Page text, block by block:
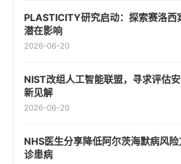
PLASTICITY研究启动：探索赛洛西
潜在影响
2026-06-20
NIST改组人工智能联盟，寻求评估
新见解
2026-06-20
NHS医生分享降低阿尔茨海默病风险
诊患病